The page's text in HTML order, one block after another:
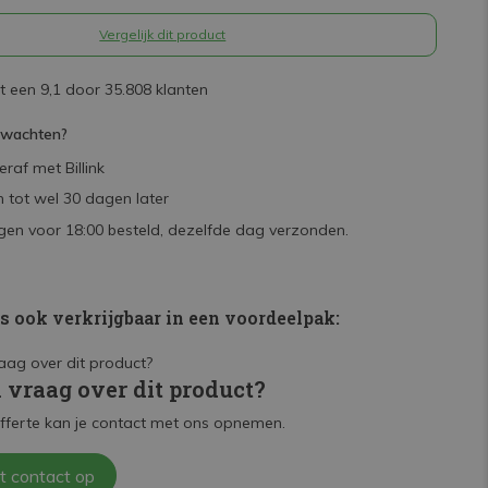
Vergelijk dit product
een 9,1 door 35.808 klanten
met Billink
tot wel 30 dagen later
voor 18:00 besteld, dezelfde dag verzonden.
ook verkrijgbaar in een voordeelpak:
vraag over dit product?
kan je contact met ons opnemen.
contact op